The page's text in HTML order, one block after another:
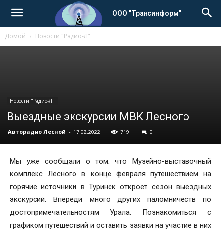
ООО "Трансинформ"
Домой Новости "Радио-Л"
Новости "Радио-Л"
Выездные экскурсии МВК Лесного
Авторадио Лесной - 17.02.2022 719 0
Мы уже сообщали о том, что Музейно-выставочный
комплекс Лесного в конце февраля путешествием на
горячие источники в Туринск откроет сезон выездных
экскурсий. Впереди много других паломничеств по
достопримечательностям Урала. Познакомиться с
графиком путешествий и оставить заявки на участие в них